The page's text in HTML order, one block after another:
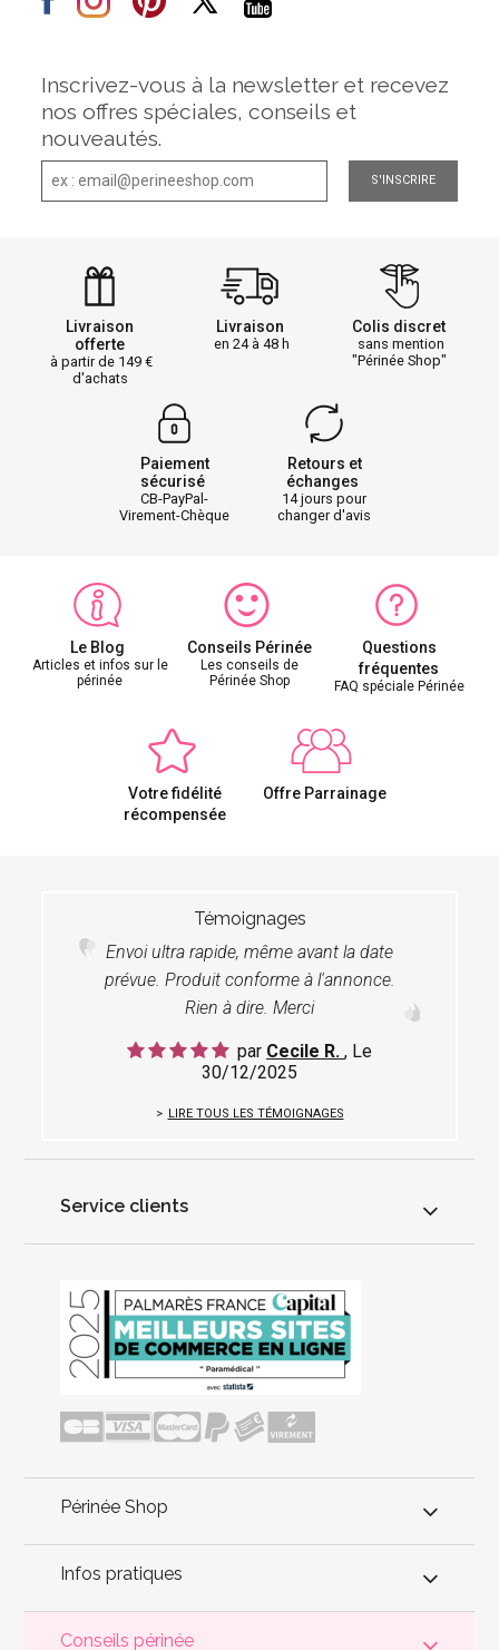
Inscrivez-vous à la newsletter et recevez
nos offres spéciales, conseils et
nouveautés.
S'INSCRIRE
Livraison
offerte
à partir de 149
d'achats
Livraison
en 24 à 48 h
Colis discret
sans mention
"Périnée Shop"
Paiement
sécurisé
CB-PayPal-
Virement-Chèque
Retours et
échanges
14 jours pour
changer d'avis
Le Blog
Articles et infos sur le
périnée
Conseils Périnée
Les conseils de
Périnée Shop
Questions
fréquentes
FAQ spéciale Périnée
Votre fidélité
récompensée
Offre Parrainage
Témoignages
Envoi ultra rapide, même avant la date
prévue. Produit conforme à l'annonce.
Rien à dire. Merci
par Cecile R. , Le
30/12/2025
LIRE TOUS LES TÉMOIGNAGES
Service clients
Périnée Shop
Infos pratiques
Conseils périnée